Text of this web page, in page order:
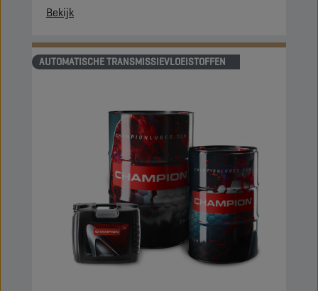
Bekijk
AUTOMATISCHE TRANSMISSIEVLOEISTOFFEN